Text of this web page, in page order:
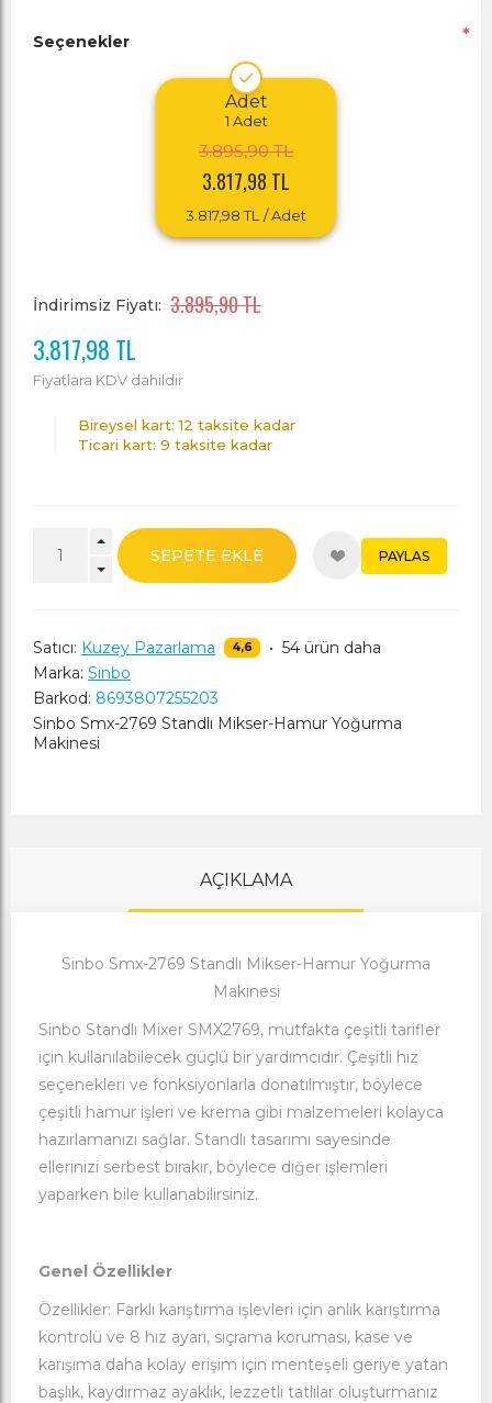
Seçenekler *
Adet
1 Adet
3.895,90 TL
3.817,98 TL
3.817,98 TL / Adet
İndirimsiz Fiyatı: 3.895,90 TL
3.817,98 TL
Fiyatlara KDV dahildir
Bireysel kart: 12 taksite kadar
Ticari kart: 9 taksite kadar
SEPETE EKLE PAYLAS
Satıcı: Kuzey Pazarlama 4,6 • 54 ürün daha
Marka: Sinbo
Barkod: 8693807255203
Sinbo Smx-2769 Standlı Mikser-Hamur Yoğurma
Makinesi
AÇIKLAMA
Sinbo Smx-2769 Standlı Mikser-Hamur Yoğurma
Makinesi
Sinbo Standlı Mixer SMX2769, mutfakta çeşitli tarifler
için kullanılabilecek güçlü bir yardımcıdır. Çeşitli hız
seçenekleri ve fonksiyonlarla donatılmıştır, böylece
çeşitli hamur işleri ve krema gibi malzemeleri kolayca
hazırlamanızı sağlar. Standlı tasarımı sayesinde
ellerinizi serbest bırakır, böylece diğer işlemleri
yaparken bile kullanabilirsiniz.
Genel Özellikler
Özellikler: Farklı karıştırma işlevleri için anlık karıştırma
kontrolü ve 8 hız ayarı, sıçrama koruması, kase ve
karışıma daha kolay erişim için menteşeli geriye yatan
başlık, kaydırmaz ayaklık, lezzetli tatlılar oluşturmanız